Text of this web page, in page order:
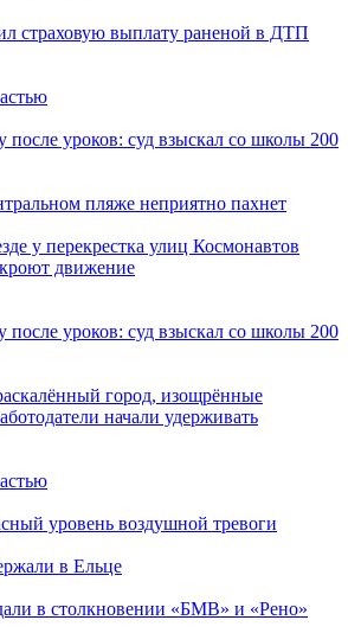
страховую выплату раненой в ДТП
после уроков: суд взыскал со школы 200
пляже неприятно пахнет
у перекрестка улиц Космонавтов
движение
после уроков: суд взыскал со школы 200
город, изощрённые
начали удерживать
уровень воздушной тревоги
в Ельце
в столкновении «БМВ» и «Рено»